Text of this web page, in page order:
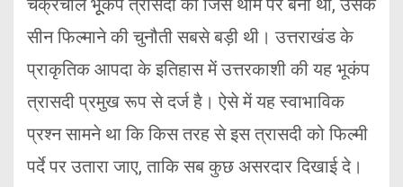
चक्रचाल भूूकंप त्रासदी की जिस थीम पर बनी थी, उसके
सीन फिल्माने की चुनौती सबसे बड़ी थी। उत्तराखंड के
प्राकृतिक आपदा के इतिहास में उत्तरकाशी की यह भूकंप
त्रासदी प्रमुख रूप से दर्ज है। ऐसे में यह स्वाभाविक
प्रश्न सामने था कि किस तरह से इस त्रासदी को फिल्मी
पर्दे पर उतारा जाए, ताकि सब कुछ असरदार दिखाई दे।